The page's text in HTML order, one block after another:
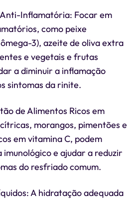
Inflamatória: Focar em
como peixe
3), azeite de oliva extra
e vegetais e frutas
a diminuir a inflamação
sintomas da rinite.
de Alimentos Ricos em
morangos, pimentões e
em vitamina C, podem
e ajudar a reduzir
do resfriado comum.
A hidratação adequada